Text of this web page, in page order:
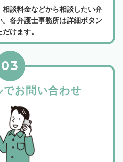
談料金などから相談したい弁
各弁護士事務所は詳細ボタン
けます。
でお問い合わせ
03